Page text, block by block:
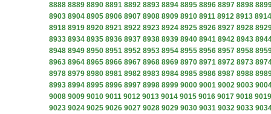
8888 8889 8890 8891 8892 8893 8894 8895 8896 8897 8898
8903 8904 8905 8906 8907 8908 8909 8910 8911 8912 8913 8914
8918 8919 8920 8921 8922 8923 8924 8925 8926 8927 8928
8933 8934 8935 8936 8937 8938 8939 8940 8941 8942 8943
8948 8949 8950 8951 8952 8953 8954 8955 8956 8957 8958
8963 8964 8965 8966 8967 8968 8969 8970 8971 8972 8973
8978 8979 8980 8981 8982 8983 8984 8985 8986 8987 8988
8993 8994 8995 8996 8997 8998 8999 9000 9001 9002 9003
9008 9009 9010 9011 9012 9013 9014 9015 9016 9017 9018 9019
9023 9024 9025 9026 9027 9028 9029 9030 9031 9032 9033